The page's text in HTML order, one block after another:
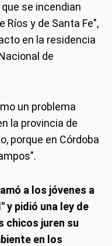
se incendian
Ríos y de Santa Fe",
en la residencia
de
un problema
la provincia de
porque en Córdoba
a los jóvenes a
y pidió una ley de
chicos juren su
en los